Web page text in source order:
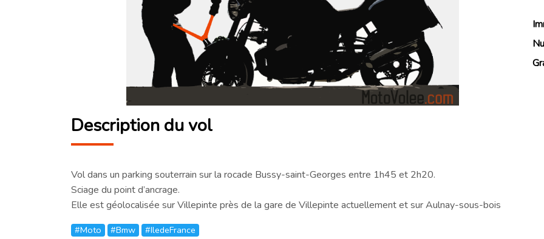
Description du vol
Vol dans un parking souterrain sur la rocade Bussy-saint-Georges entre 1h45 et 2h20.
Sciage du point d’ancrage.
Elle est géolocalisée sur Villepinte près de la gare de Villepinte actuellement et sur Aulnay-sous-bois
#Moto #Bmw #IledeFrance